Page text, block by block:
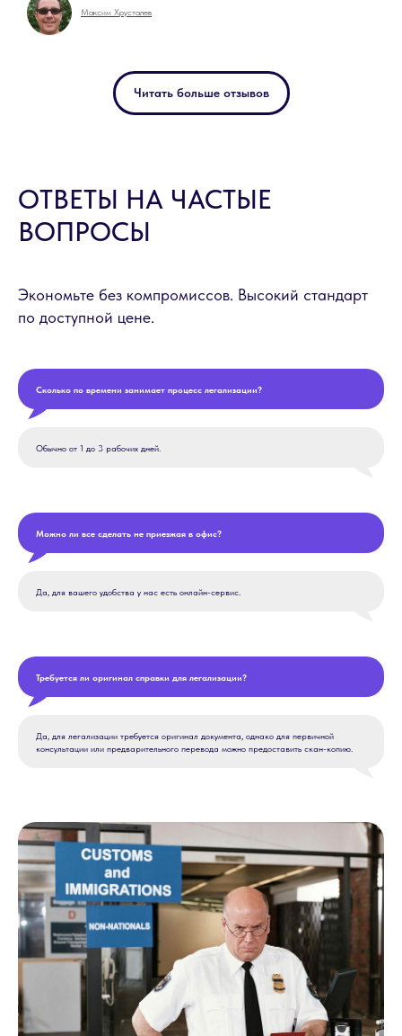
Максим Хрусталев
Читать больше отзывов
ОТВЕТЫ НА ЧАСТЫЕ
ВОПРОСЫ
Экономьте без компромиссов. Высокий стандарт
по доступной цене.
Сколько по времени занимает процесс легализации?
Обычно от 1 до 3 рабочих дней.
Можно ли все сделать не приезжая в офис?
Да, для вашего удобства у нас есть онлайн-сервис.
Требуется ли оригинал справки для легализации?
Да, для легализации требуется оригинал документа, однако для первичной
консультации или предварительного перевода можно предоставить скан-копию.